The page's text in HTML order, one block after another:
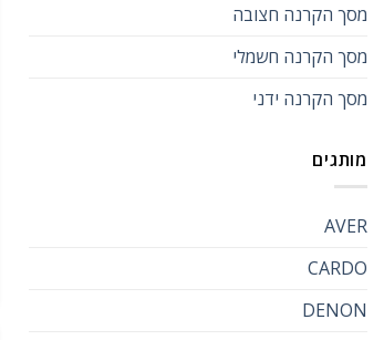
מסך הקרנה חצובה
מסך הקרנה חשמלי
מסך הקרנה ידני
מותגים
AVER
CARDO
DENON